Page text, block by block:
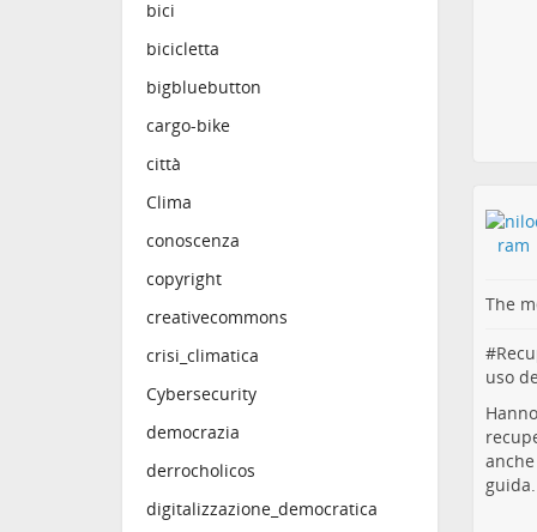
bici
bicicletta
bigbluebutton
cargo-bike
città
Clima
conoscenza
copyright
creativecommons
crisi_climatica
Cybersecurity
democrazia
derrocholicos
digitalizzazione_democratica
I tre
e il
Qui il
@
The
#
uso
guida.